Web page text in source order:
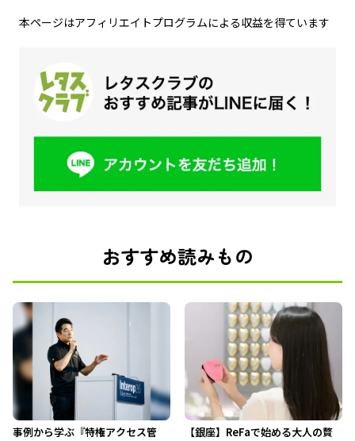
本ページはアフィリエイトプログラムによる収益を得ています
おすすめ読みもの
事例から学ぶ『特権アクセス管
【銀座】ReFaで始める大人の贅